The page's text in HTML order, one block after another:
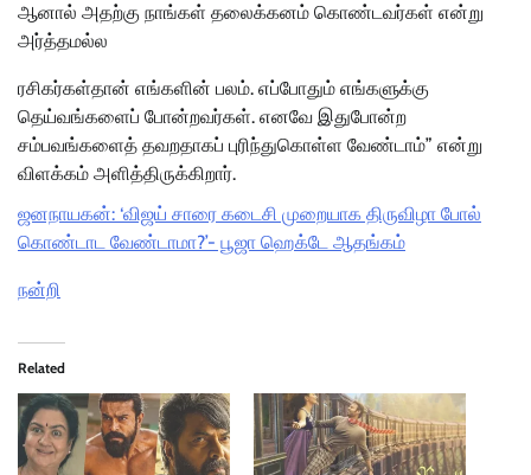
ஆனால் அதற்கு நாங்கள் தலைக்கனம் கொண்டவர்கள் என்று
அர்த்தமல்ல
ரசிகர்கள்தான் எங்களின் பலம். எப்போதும் எங்களுக்கு
தெய்வங்களைப் போன்றவர்கள். எனவே இதுபோன்ற
சம்பவங்களைத் தவறதாகப் புரிந்துகொள்ள வேண்டாம்” என்று
விளக்கம் அளித்திருக்கிறார்.
ஜனநாயகன்: ‘விஜய் சாரை கடைசி முறையாக திருவிழா போல்
கொண்டாட வேண்டாமா?’- பூஜா ஹெக்டே ஆதங்கம்
நன்றி
Related